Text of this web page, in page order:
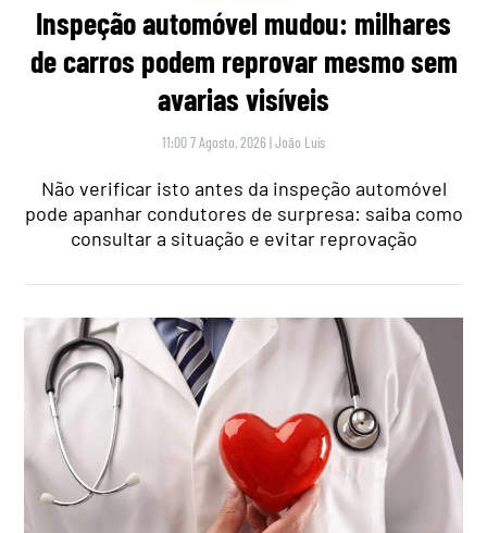
Inspeção automóvel mudou: milhares
de carros podem reprovar mesmo sem
avarias visíveis
11:00 7 Agosto, 2026 |João Luís
Não verificar isto antes da inspeção automóvel
pode apanhar condutores de surpresa: saiba como
consultar a situação e evitar reprovação